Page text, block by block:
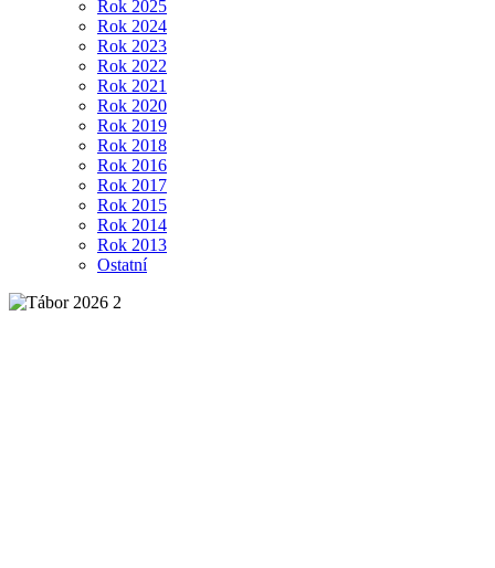
Rok 2025
Rok 2024
Rok 2023
Rok 2022
Rok 2021
Rok 2020
Rok 2019
Rok 2018
Rok 2016
Rok 2017
Rok 2015
Rok 2014
Rok 2013
Ostatní